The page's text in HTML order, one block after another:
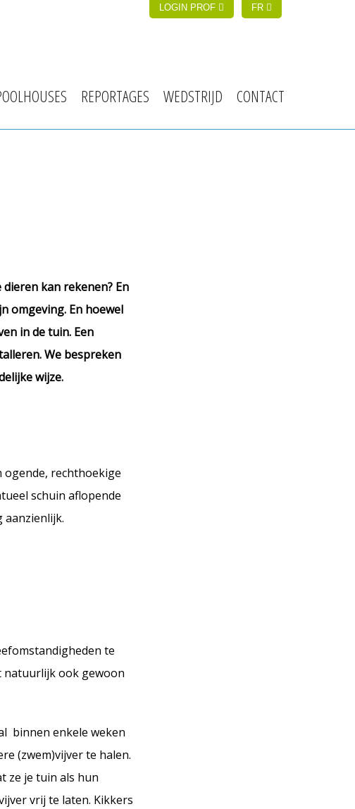
LOGIN PROF FR
REPORTAGES WEDSTRIJD CONTACT
kan rekenen? En
omgeving. En hoewel
in de tuin. Een
We bespreken
wijze.
ogende, rechthoekige
schuin aflopende
aanzienlijk.
te
natuurlijk ook gewoon
binnen enkele weken
(zwem)vijver te halen.
ze je tuin als hun
vrij te laten. Kikkers